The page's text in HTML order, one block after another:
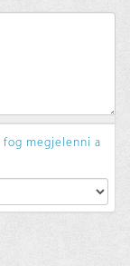
fog megjelenni a